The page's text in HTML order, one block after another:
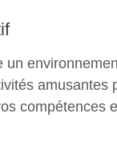
amusantes
compétences